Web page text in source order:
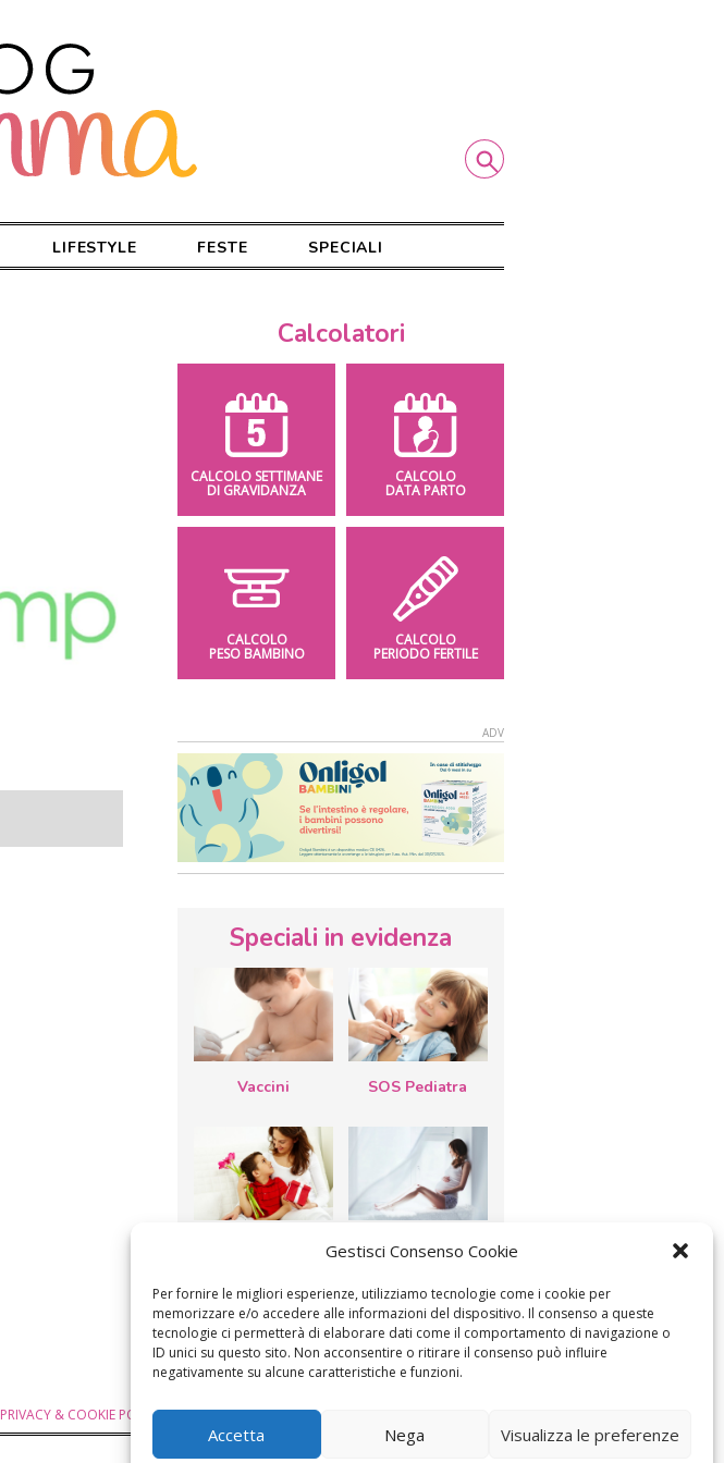
Gestisci Consenso Cookie
Per fornire le migliori esperienze, utilizziamo tecnologie come i cookie per
memorizzare e/o accedere alle informazioni del dispositivo. Il consenso a queste
tecnologie ci permetterà di elaborare dati come il comportamento di navigazione o
ID unici su questo sito. Non acconsentire o ritirare il consenso può influire
negativamente su alcune caratteristiche e funzioni.
Accetta Nega Visualizza le preferenze
LIFESTYLE FESTE SPECIALI
Calcolatori
CALCOLO SETTIMANE
DI GRAVIDANZA
CALCOLO
DATA PARTO
CALCOLO
PESO BAMBINO
CALCOLO
PERIODO FERTILE
Speciali in evidenza
Vaccini SOS Pediatra
mamma: lavoretti,
filastrocche
Le settimane di
gravidanza
PRIVACY & COOKIE POLICY MODIFICA IL CONSENSO